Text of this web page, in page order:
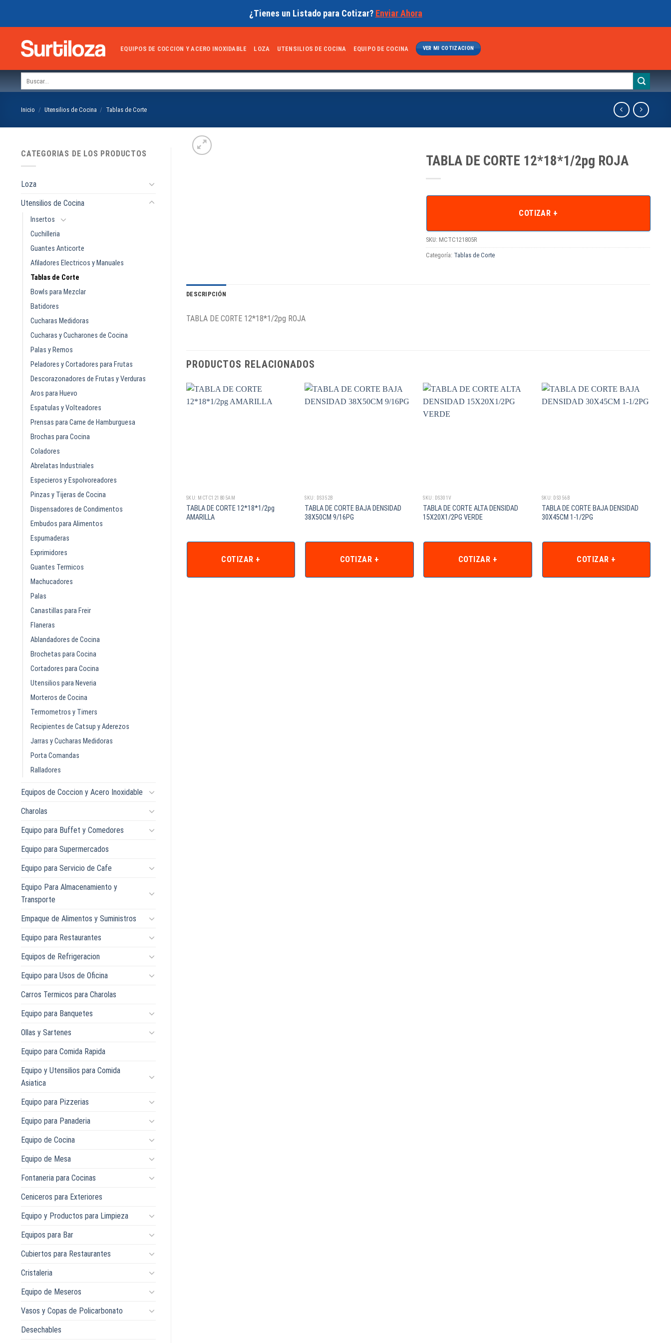
¿Tienes un Listado para Cotizar? Enviar Ahora
EQUIPOS DE COCCION Y ACERO INOXIDABLE LOZA UTENSILIOS DE COCINA EQUIPO DE COCINA VER MI COTIZACION
Inicio / Utensilios de Cocina / Tablas de Corte
CATEGORIAS DE LOS PRODUCTOS
Loza
Utensilios de Cocina
Insertos
Cuchilleria
Guantes Anticorte
Afiladores Electricos y Manuales
Tablas de Corte
Bowls para Mezclar
Batidores
Cucharas Medidoras
Cucharas y Cucharones de Cocina
Palas y Remos
Peladores y Cortadores para Frutas
Descorazonadores de Frutas y Verduras
Aros para Huevo
Espatulas y Volteadores
Prensas para Carne de Hamburguesa
Brochas para Cocina
Coladores
Abrelatas Industriales
Especieros y Espolvoreadores
Pinzas y Tijeras de Cocina
Dispensadores de Condimentos
Embudos para Alimentos
Espumaderas
Exprimidores
Guantes Termicos
Machucadores
Palas
Canastillas para Freir
Flaneras
Ablandadores de Cocina
Brochetas para Cocina
Cortadores para Cocina
Utensilios para Neveria
Morteros de Cocina
Termometros y Timers
Recipientes de Catsup y Aderezos
Jarras y Cucharas Medidoras
Porta Comandas
Ralladores
Equipos de Coccion y Acero Inoxidable
Charolas
Equipo para Buffet y Comedores
Equipo para Supermercados
Equipo para Servicio de Cafe
Equipo Para Almacenamiento y
Transporte
Empaque de Alimentos y Suministros
Equipo para Restaurantes
Equipos de Refrigeracion
Equipo para Usos de Oficina
Carros Termicos para Charolas
Equipo para Banquetes
Ollas y Sartenes
Equipo para Comida Rapida
Equipo y Utensilios para Comida
Asiatica
Equipo para Pizzerias
Equipo para Panaderia
Equipo de Cocina
Equipo de Mesa
Fontaneria para Cocinas
Ceniceros para Exteriores
Equipo y Productos para Limpieza
Equipos para Bar
Cubiertos para Restaurantes
Cristaleria
Equipo de Meseros
Vasos y Copas de Policarbonato
Desechables
TABLA DE CORTE 12*18*1/2pg ROJA
COTIZAR +
SKU: MCTC121805R
Categoría: Tablas de Corte
DESCRIPCIÓN
TABLA DE CORTE 12*18*1/2pg ROJA
PRODUCTOS RELACIONADOS
SKU: MCTC121805AM
TABLA DE CORTE 12*18*1/2pg
AMARILLA
COTIZAR +
SKU: DS352B
TABLA DE CORTE BAJA DENSIDAD
38X50CM 9/16PG
COTIZAR +
SKU: DS301V
TABLA DE CORTE ALTA DENSIDAD
15X20X1/2PG VERDE
COTIZAR +
SKU: DS356B
TABLA DE CORTE BAJA DENSIDAD
30X45CM 1-1/2PG
COTIZAR +
12*18*1/2pg CAFE
SKU: MCTC121805V
TABLA DE CORTE 12*18*1/2pg